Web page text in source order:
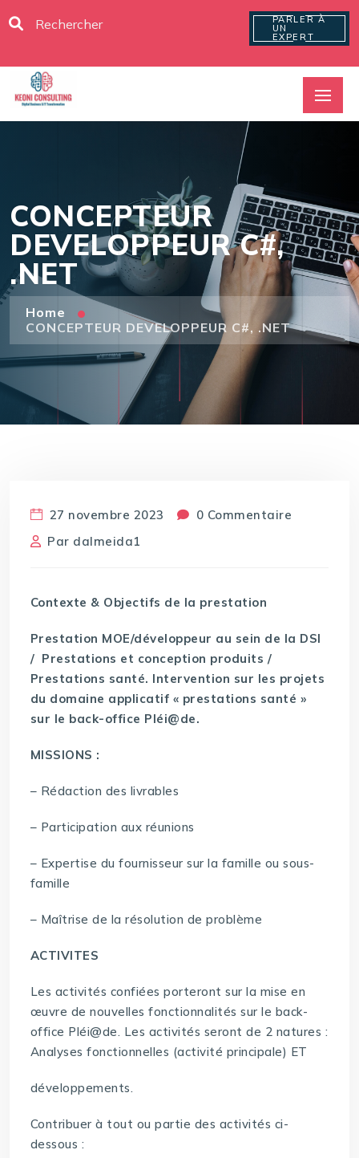
PARLER À
UN
EXPERT
CONCEPTEUR
DEVELOPPEUR C#,
.NET
Home
CONCEPTEUR DEVELOPPEUR C#, .NET
27 novembre 2023
0 Commentaire
Par dalmeida1
Contexte & Objectifs de la prestation
Prestation MOE/développeur au sein de la DSI
/ Prestations et conception produits /
Prestations santé. Intervention sur les projets
du domaine applicatif « prestations santé »
sur le back-office Pléi@de.
MISSIONS :
– Rédaction des livrables
– Participation aux réunions
– Expertise du fournisseur sur la famille ou sous-
famille
– Maîtrise de la résolution de problème
ACTIVITES
Les activités confiées porteront sur la mise en
œuvre de nouvelles fonctionnalités sur le back-
office Pléi@de. Les activités seront de 2 natures :
Analyses fonctionnelles (activité principale) ET
développements.
Contribuer à tout ou partie des activités ci-
dessous :